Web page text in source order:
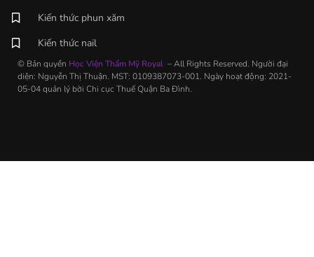
Kiến thức phun xăm
Kiến thức nail
© Bản quyền Học Viện Thẩm Mỹ Royal – All Rights Reserved. Người đại
diện: Nguyễn Thị Thuận. MST: 0109387073-001. Ngày hoạt động: 2021-
05-04 quản lý bời Chi cục Thuế Quận Ba Đình.